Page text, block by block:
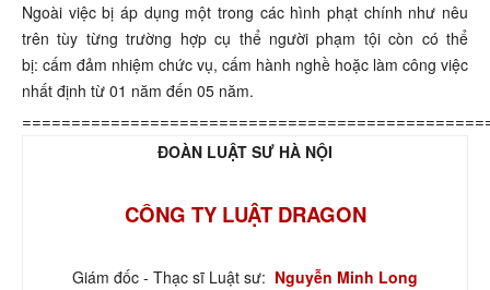
Ngoài việc bị áp dụng một trong các hình phạt chính như nêu
trên tùy từng trường hợp cụ thể người phạm tội còn có thể
bị: cấm đảm nhiệm chức vụ, cấm hành nghề hoặc làm công việc
nhất định từ 01 năm đến 05 năm.
ĐOÀN LUẬT SƯ HÀ NỘI
CÔNG TY LUẬT DRAGON
Giám đốc - Thạc sĩ Luật sư: Nguyễn Minh Long